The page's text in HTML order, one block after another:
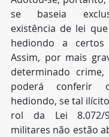
se baseia
existência de lei
hediondo a certos
Assim, por mais
determinado
poderá conferir
hediondo, se tal
rol da Lei 8.072/
militares não estão